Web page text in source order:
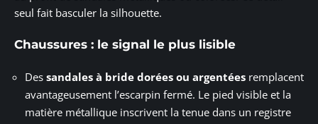
seul fait basculer la silhouette.
Chaussures : le signal le plus lisible
Des sandales à bride dorées ou argentées remplacent
avantageusement l’escarpin fermé. Le pied visible et la
matière métallique inscrivent la tenue dans un registre